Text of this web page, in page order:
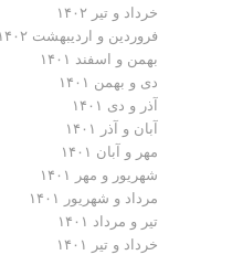
خرداد و تیر ۱۴۰۲
فروردین و اردیبهشت ۱۴۰۲
بهمن و اسفند ۱۴۰۱
دی و بهمن ۱۴۰۱
آذر و دی ۱۴۰۱
آبان و آذر ۱۴۰۱
مهر و آبان ۱۴۰۱
شهریور و مهر ۱۴۰۱
مرداد و شهریور ۱۴۰۱
تیر و مرداد ۱۴۰۱
خرداد و تیر ۱۴۰۱